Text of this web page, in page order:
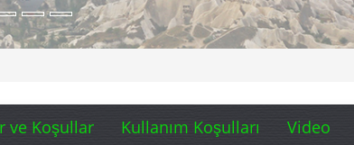
ve Koşullar Kullanım Koşulları Video